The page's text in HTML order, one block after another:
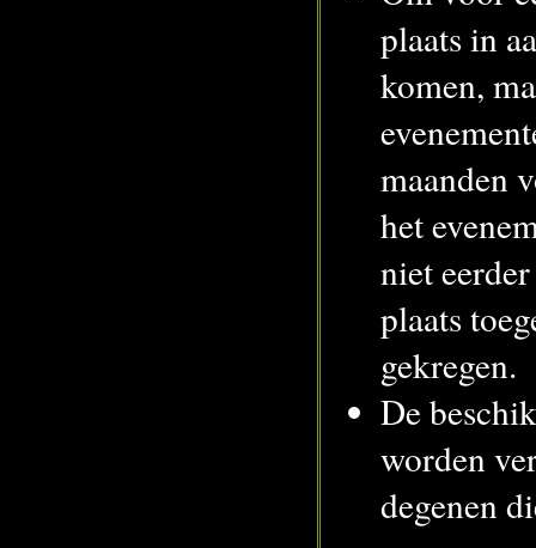
plaats in
komen,
maanden
het
niet
plaats
gekregen.
De
worden
degenen